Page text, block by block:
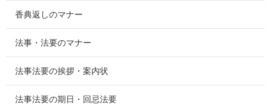
香典返しのマナー
法事・法要のマナー
法事法要の挨拶・案内状
法事法要の期日・回忌法要